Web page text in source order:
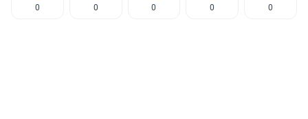
0 0 0 0 0